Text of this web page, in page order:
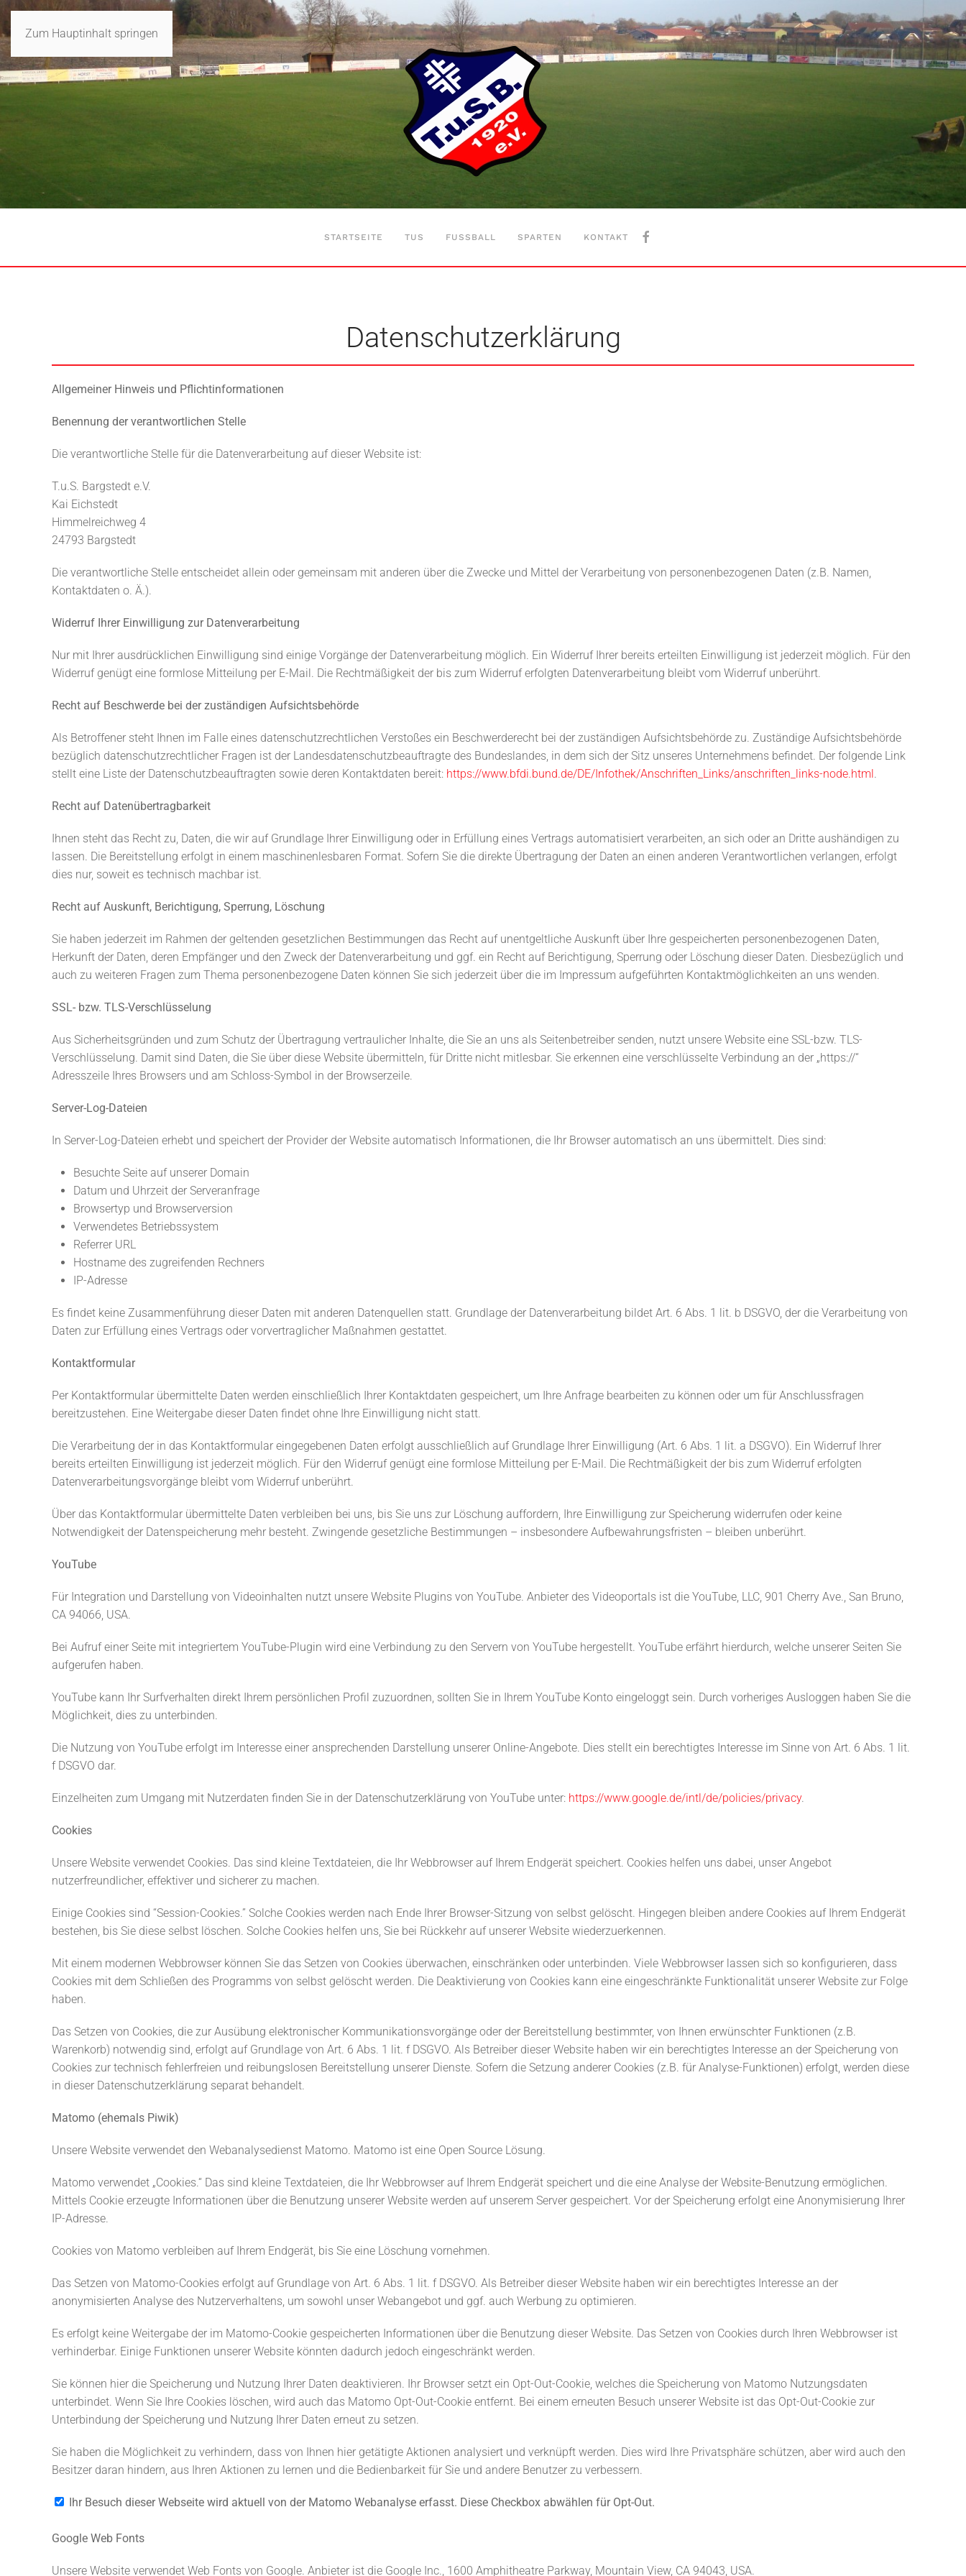
Zum Hauptinhalt springen
STARTSEITE TUS FUSSBALL SPARTEN KONTAKT
Datenschutzerklärung
Allgemeiner Hinweis und Pflichtinformationen
Benennung der verantwortlichen Stelle
Die verantwortliche Stelle für die Datenverarbeitung auf dieser Website ist:
T.u.S. Bargstedt e.V.
Kai Eichstedt
Himmelreichweg 4
24793 Bargstedt
Die verantwortliche Stelle entscheidet allein oder gemeinsam mit anderen über die Zwecke und Mittel der Verarbeitung von personenbezogenen Daten (z.B. Namen,
Kontaktdaten o. Ä.).
Widerruf Ihrer Einwilligung zur Datenverarbeitung
Nur mit Ihrer ausdrücklichen Einwilligung sind einige Vorgänge der Datenverarbeitung möglich. Ein Widerruf Ihrer bereits erteilten Einwilligung ist jederzeit möglich. Für den
Widerruf genügt eine formlose Mitteilung per E-Mail. Die Rechtmäßigkeit der bis zum Widerruf erfolgten Datenverarbeitung bleibt vom Widerruf unberührt.
Recht auf Beschwerde bei der zuständigen Aufsichtsbehörde
Als Betroffener steht Ihnen im Falle eines datenschutzrechtlichen Verstoßes ein Beschwerderecht bei der zuständigen Aufsichtsbehörde zu. Zuständige Aufsichtsbehörde
bezüglich datenschutzrechtlicher Fragen ist der Landesdatenschutzbeauftragte des Bundeslandes, in dem sich der Sitz unseres Unternehmens befindet. Der folgende Link
stellt eine Liste der Datenschutzbeauftragten sowie deren Kontaktdaten bereit: https://www.bfdi.bund.de/DE/Infothek/Anschriften_Links/anschriften_links-node.html .
Recht auf Datenübertragbarkeit
Ihnen steht das Recht zu, Daten, die wir auf Grundlage Ihrer Einwilligung oder in Erfüllung eines Vertrags automatisiert verarbeiten, an sich oder an Dritte aushändigen zu
lassen. Die Bereitstellung erfolgt in einem maschinenlesbaren Format. Sofern Sie die direkte Übertragung der Daten an einen anderen Verantwortlichen verlangen, erfolgt
dies nur, soweit es technisch machbar ist.
Recht auf Auskunft, Berichtigung, Sperrung, Löschung
Sie haben jederzeit im Rahmen der geltenden gesetzlichen Bestimmungen das Recht auf unentgeltliche Auskunft über Ihre gespeicherten personenbezogenen Daten,
Herkunft der Daten, deren Empfänger und den Zweck der Datenverarbeitung und ggf. ein Recht auf Berichtigung, Sperrung oder Löschung dieser Daten. Diesbezüglich und
auch zu weiteren Fragen zum Thema personenbezogene Daten können Sie sich jederzeit über die im Impressum aufgeführten Kontaktmöglichkeiten an uns wenden.
SSL- bzw. TLS-Verschlüsselung
Aus Sicherheitsgründen und zum Schutz der Übertragung vertraulicher Inhalte, die Sie an uns als Seitenbetreiber senden, nutzt unsere Website eine SSL-bzw. TLS-
Verschlüsselung. Damit sind Daten, die Sie über diese Website übermitteln, für Dritte nicht mitlesbar. Sie erkennen eine verschlüsselte Verbindung an der „https://“
Adresszeile Ihres Browsers und am Schloss-Symbol in der Browserzeile.
Server-Log-Dateien
In Server-Log-Dateien erhebt und speichert der Provider der Website automatisch Informationen, die Ihr Browser automatisch an uns übermittelt. Dies sind:
Besuchte Seite auf unserer Domain
Datum und Uhrzeit der Serveranfrage
Browsertyp und Browserversion
Verwendetes Betriebssystem
Referrer URL
Hostname des zugreifenden Rechners
IP-Adresse
Es findet keine Zusammenführung dieser Daten mit anderen Datenquellen statt. Grundlage der Datenverarbeitung bildet Art. 6 Abs. 1 lit. b DSGVO, der die Verarbeitung von
Daten zur Erfüllung eines Vertrags oder vorvertraglicher Maßnahmen gestattet.
Kontaktformular
Per Kontaktformular übermittelte Daten werden einschließlich Ihrer Kontaktdaten gespeichert, um Ihre Anfrage bearbeiten zu können oder um für Anschlussfragen
bereitzustehen. Eine Weitergabe dieser Daten findet ohne Ihre Einwilligung nicht statt.
Die Verarbeitung der in das Kontaktformular eingegebenen Daten erfolgt ausschließlich auf Grundlage Ihrer Einwilligung (Art. 6 Abs. 1 lit. a DSGVO). Ein Widerruf Ihrer
bereits erteilten Einwilligung ist jederzeit möglich. Für den Widerruf genügt eine formlose Mitteilung per E-Mail. Die Rechtmäßigkeit der bis zum Widerruf erfolgten
Datenverarbeitungsvorgänge bleibt vom Widerruf unberührt.
Über das Kontaktformular übermittelte Daten verbleiben bei uns, bis Sie uns zur Löschung auffordern, Ihre Einwilligung zur Speicherung widerrufen oder keine
Notwendigkeit der Datenspeicherung mehr besteht. Zwingende gesetzliche Bestimmungen – insbesondere Aufbewahrungsfristen – bleiben unberührt.
YouTube
Für Integration und Darstellung von Videoinhalten nutzt unsere Website Plugins von YouTube. Anbieter des Videoportals ist die YouTube, LLC, 901 Cherry Ave., San Bruno,
CA 94066, USA.
Bei Aufruf einer Seite mit integriertem YouTube-Plugin wird eine Verbindung zu den Servern von YouTube hergestellt. YouTube erfährt hierdurch, welche unserer Seiten Sie
aufgerufen haben.
YouTube kann Ihr Surfverhalten direkt Ihrem persönlichen Profil zuzuordnen, sollten Sie in Ihrem YouTube Konto eingeloggt sein. Durch vorheriges Ausloggen haben Sie die
Möglichkeit, dies zu unterbinden.
Die Nutzung von YouTube erfolgt im Interesse einer ansprechenden Darstellung unserer Online-Angebote. Dies stellt ein berechtigtes Interesse im Sinne von Art. 6 Abs. 1 lit.
f DSGVO dar.
Einzelheiten zum Umgang mit Nutzerdaten finden Sie in der Datenschutzerklärung von YouTube unter: https://www.google.de/intl/de/policies/privacy.
Cookies
Unsere Website verwendet Cookies. Das sind kleine Textdateien, die Ihr Webbrowser auf Ihrem Endgerät speichert. Cookies helfen uns dabei, unser Angebot
nutzerfreundlicher, effektiver und sicherer zu machen.
Einige Cookies sind “Session-Cookies.” Solche Cookies werden nach Ende Ihrer Browser-Sitzung von selbst gelöscht. Hingegen bleiben andere Cookies auf Ihrem Endgerät
bestehen, bis Sie diese selbst löschen. Solche Cookies helfen uns, Sie bei Rückkehr auf unserer Website wiederzuerkennen.
Mit einem modernen Webbrowser können Sie das Setzen von Cookies überwachen, einschränken oder unterbinden. Viele Webbrowser lassen sich so konfigurieren, dass
Cookies mit dem Schließen des Programms von selbst gelöscht werden. Die Deaktivierung von Cookies kann eine eingeschränkte Funktionalität unserer Website zur Folge
haben.
Das Setzen von Cookies, die zur Ausübung elektronischer Kommunikationsvorgänge oder der Bereitstellung bestimmter, von Ihnen erwünschter Funktionen (z.B.
Warenkorb) notwendig sind, erfolgt auf Grundlage von Art. 6 Abs. 1 lit. f DSGVO. Als Betreiber dieser Website haben wir ein berechtigtes Interesse an der Speicherung von
Cookies zur technisch fehlerfreien und reibungslosen Bereitstellung unserer Dienste. Sofern die Setzung anderer Cookies (z.B. für Analyse-Funktionen) erfolgt, werden diese
in dieser Datenschutzerklärung separat behandelt.
Matomo (ehemals Piwik)
Unsere Website verwendet den Webanalysedienst Matomo. Matomo ist eine Open Source Lösung.
Matomo verwendet „Cookies.“ Das sind kleine Textdateien, die Ihr Webbrowser auf Ihrem Endgerät speichert und die eine Analyse der Website-Benutzung ermöglichen.
Mittels Cookie erzeugte Informationen über die Benutzung unserer Website werden auf unserem Server gespeichert. Vor der Speicherung erfolgt eine Anonymisierung Ihrer
IP-Adresse.
Cookies von Matomo verbleiben auf Ihrem Endgerät, bis Sie eine Löschung vornehmen.
Das Setzen von Matomo-Cookies erfolgt auf Grundlage von Art. 6 Abs. 1 lit. f DSGVO. Als Betreiber dieser Website haben wir ein berechtigtes Interesse an der
anonymisierten Analyse des Nutzerverhaltens, um sowohl unser Webangebot und ggf. auch Werbung zu optimieren.
Es erfolgt keine Weitergabe der im Matomo-Cookie gespeicherten Informationen über die Benutzung dieser Website. Das Setzen von Cookies durch Ihren Webbrowser ist
verhinderbar. Einige Funktionen unserer Website könnten dadurch jedoch eingeschränkt werden.
Sie können hier die Speicherung und Nutzung Ihrer Daten deaktivieren. Ihr Browser setzt ein Opt-Out-Cookie, welches die Speicherung von Matomo Nutzungsdaten
unterbindet. Wenn Sie Ihre Cookies löschen, wird auch das Matomo Opt-Out-Cookie entfernt. Bei einem erneuten Besuch unserer Website ist das Opt-Out-Cookie zur
Unterbindung der Speicherung und Nutzung Ihrer Daten erneut zu setzen.
Sie haben die Möglichkeit zu verhindern, dass von Ihnen hier getätigte Aktionen analysiert und verknüpft werden. Dies wird Ihre Privatsphäre schützen, aber wird auch den
Besitzer daran hindern, aus Ihren Aktionen zu lernen und die Bedienbarkeit für Sie und andere Benutzer zu verbessern.
Ihr Besuch dieser Webseite wird aktuell von der Matomo Webanalyse erfasst. Diese Checkbox abwählen für Opt-Out.
Google Web Fonts
Unsere Website verwendet Web Fonts von Google. Anbieter ist die Google Inc., 1600 Amphitheatre Parkway, Mountain View, CA 94043, USA.